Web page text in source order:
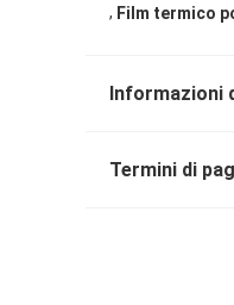
, Film termico
Informazioni
Termini di